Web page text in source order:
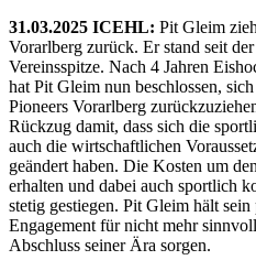
31.03.2025 ICEHL: Pit Gleim
Vorarlberg zurück. Er stand seit
Vereinsspitze. Nach 4 Jahren
hat Pit Gleim nun beschlossen,
Pioneers Vorarlberg
Rückzug damit, dass sich die
auch die wirtschaftlichen
geändert haben. Die Kosten um
erhalten und dabei auch sportlich
stetig gestiegen. Pit Gleim hält
Engagement für nicht mehr
Abschluss seiner Ära sorgen.